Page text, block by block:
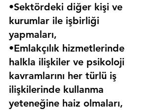
•Sektördeki diğer kişi ve
kurumlar ile işbirliği
yapmaları,
•Emlakçılık hizmetlerinde
halkla ilişkiler ve psikoloji
kavramlarını her türlü iş
ilişkilerinde kullanma
yeteneğine haiz olmaları,